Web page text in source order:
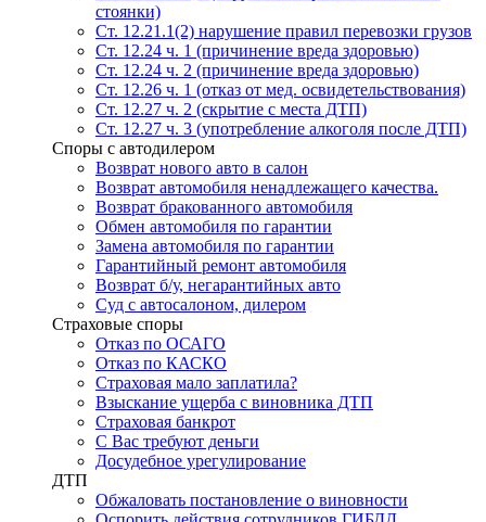
стоянки)
Ст. 12.21.1(2) нарушение правил перевозки грузов
Ст. 12.24 ч. 1 (причинение вреда здоровью)
Ст. 12.24 ч. 2 (причинение вреда здоровью)
Ст. 12.26 ч. 1 (отказ от мед. освидетельствования)
Ст. 12.27 ч. 2 (скрытие с места ДТП)
Ст. 12.27 ч. 3 (употребление алкоголя после ДТП)
Споры с автодилером
Возврат нового авто в салон
Возврат автомобиля ненадлежащего качества.
Возврат бракованного автомобиля
Обмен автомобиля по гарантии
Замена автомобиля по гарантии
Гарантийный ремонт автомобиля
Возврат б/у, негарантийных авто
Суд с автосалоном, дилером
Страховые споры
Отказ по ОСАГО
Отказ по КАСКО
Страховая мало заплатила?
Взыскание ущерба с виновника ДТП
Страховая банкрот
С Вас требуют деньги
Досудебное урегулирование
ДТП
Обжаловать постановление о виновности